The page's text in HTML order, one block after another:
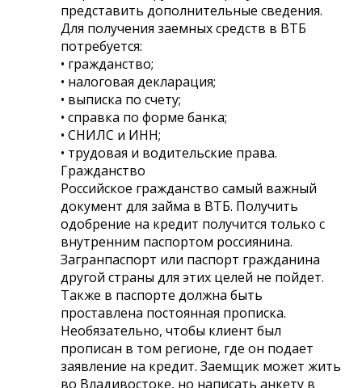
представить дополнительные сведения.
Для получения заемных средств в ВТБ
потребуется:
• гражданство;
• налоговая декларация;
• выписка по счету;
• справка по форме банка;
• СНИЛС и ИНН;
• трудовая и водительские права.
Гражданство
Российское гражданство самый важный
документ для займа в ВТБ. Получить
одобрение на кредит получится только с
внутренним паспортом россиянина.
Загранпаспорт или паспорт гражданина
другой страны для этих целей не пойдет.
Также в паспорте должна быть
проставлена постоянная прописка.
Необязательно, чтобы клиент был
прописан в том регионе, где он подает
заявление на кредит. Заемщик может жить
во Владивостоке, но написать анкету в